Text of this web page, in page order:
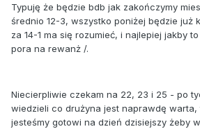
Typuję że będzie bdb jak zakończymy
średnio 12-3, wszystko poniżej będzie już
za 14-1 ma się rozumieć, i najlepiej jakby
pora na rewanż /.
Niecierpliwie czekam na 22, 23 i 25 - po
wiedzieli co drużyna jest naprawdę warta,
jesteśmy gotowi na dzień dzisiejszy żeby